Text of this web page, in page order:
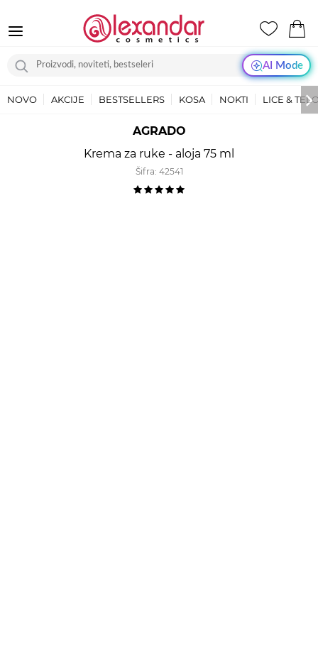
AI Mode
NOVO AKCIJE BESTSELLERS KOSA NOKTI LICE &
AGRADO
Krema za ruke - aloja 75 ml
Šifra: 42541